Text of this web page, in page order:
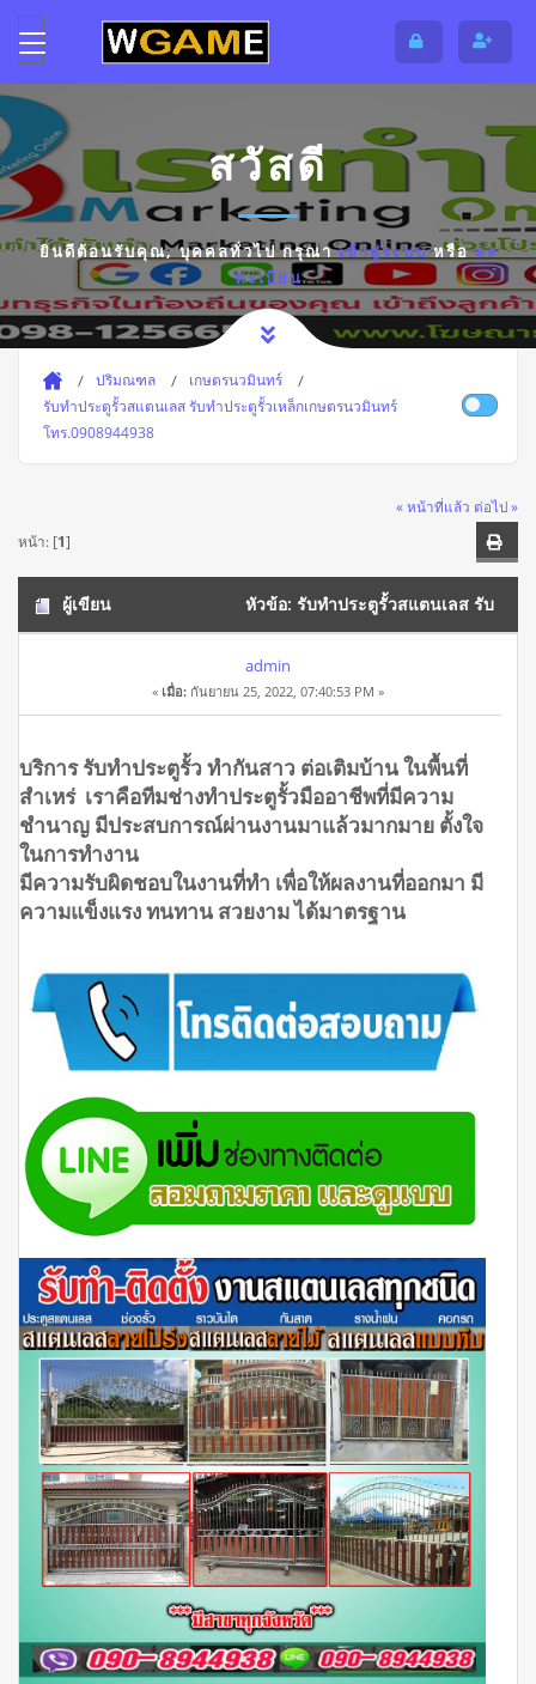
สวัสดี
ยินดีต้อนรับคุณ,บุคคลทั่วไปกรุณาเข้าสู่ระบบหรือลง
ทะเบียน
ปริมณฑล
เกษตรนวมินทร์
รับทำประตูรั้วสแตนเลส รับทำประตูรั้วเหล็กเกษตรนวมินทร์
โทร.0908944938
« หน้าที่แล้ว ต่อไป »
หน้า: [1]
ผู้เขียน หัวข้อ: รับทำประตูรั้วสแตนเลส รับ
ทำประตูรั้วเหล็กเกษตรนวมินทร์ โทร.0908944938 (อ่าน 12819
ครั้ง)
admin
« เมื่อ: กันยายน 25, 2022, 07:40:53 PM »
บริการ รับทำประตูรั้ว ทำกันสาว ต่อเติมบ้าน ในพื้นที่
สำเหร่ เราคือทีมช่างทำประตูรั้วมืออาชีพที่มีความ
ชำนาญ มีประสบการณ์ผ่านงานมาแล้วมากมาย ตั้งใจ
ในการทำงาน
มีความรับผิดชอบในงานที่ทำ เพื่อให้ผลงานที่ออกมา มี
ความแข็งแรง ทนทาน สวยงาม ได้มาตรฐาน